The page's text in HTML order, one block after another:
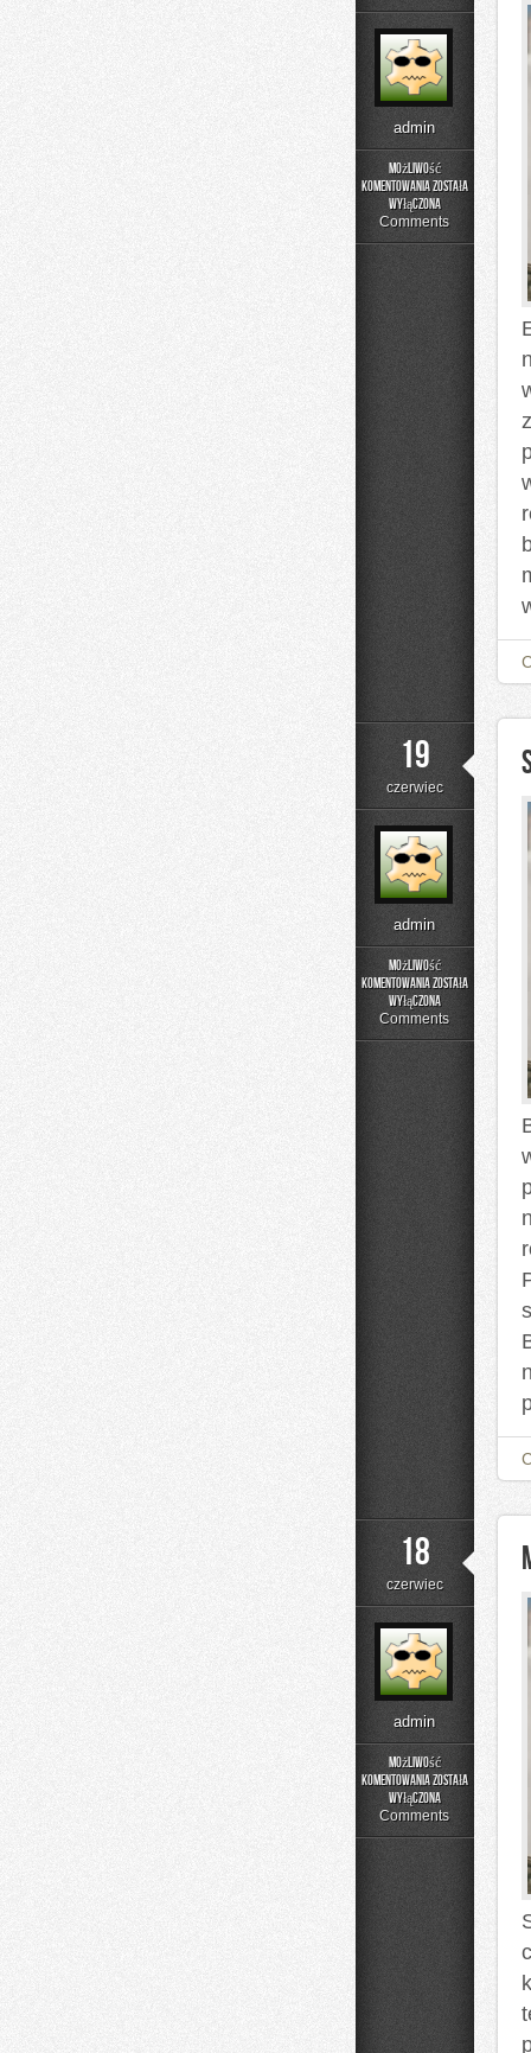
admin
Możliwość
komentowania
Edukacja
Styl
została
wyłączona
Comments
19
czerwiec
admin
Możliwość
komentowania
Składniki
lupą
została
wyłączona
Comments
18
czerwiec
admin
Możliwość
komentowania
Uroda
została
wyłączona
Comments